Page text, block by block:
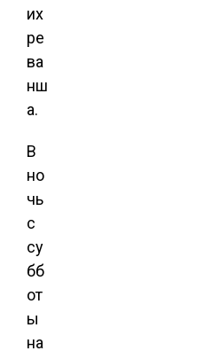
их
ре
ва
нш
а.
В
но
чь
с
су
бб
от
ы
на